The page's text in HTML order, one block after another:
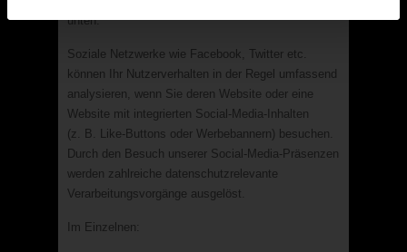
unten.
Soziale Netzwerke wie Facebook, Twitter etc.
können Ihr Nutzerverhalten in der Regel umfassend
analysieren, wenn Sie deren Website oder eine
Website mit integrierten Social-Media-Inhalten
(z. B. Like-Buttons oder Werbebannern) besuchen.
Durch den Besuch unserer Social-Media-Präsenzen
werden zahlreiche datenschutzrelevante
Verarbeitungsvorgänge ausgelöst.
Im Einzelnen: